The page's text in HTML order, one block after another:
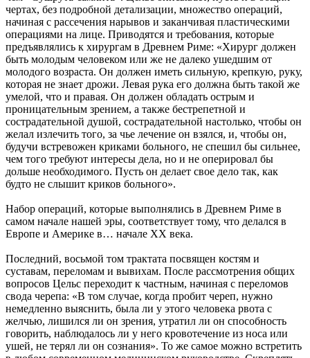
чертах, без подробной детализации, множество операций,
начиная с рассечения нарывов и заканчивая пластическими
операциями на лице. Приводятся и требования, которые
предъявлялись к хирургам в Древнем Риме: «Хирург должен
быть молодым человеком или же не далеко ушедшим от
молодого возраста. Он должен иметь сильную, крепкую, руку,
которая не знает дрожи. Левая рука его должна быть такой же
умелой, что и правая. Он должен обладать острым и
проницательным зрением, а также бестрепетной и
сострадательной душой, сострадательной настолько, чтобы он
желал излечить того, за чье лечение он взялся, и, чтобы он,
будучи встревожен криками больного, не спешил бы сильнее,
чем того требуют интересы дела, но и не оперировал бы
дольше необходимого. Пусть он делает свое дело так, как
будто не слышит криков больного».
Набор операций, которые выполнялись в Древнем Риме в
самом начале нашей эры, соответствует тому, что делался в
Европе и Америке в… начале ХХ века.
Последний, восьмой том трактата посвящен костям и
суставам, переломам и вывихам. После рассмотрения общих
вопросов Цельс переходит к частным, начиная с переломов
свода черепа: «В том случае, когда пробит череп, нужно
немедленно выяснить, была ли у этого человека рвота с
желчью, лишился ли он зрения, утратил ли он способность
говорить, наблюдалось ли у него кровотечение из носа или
ушей, не терял ли он сознания». То же самое можно встретить